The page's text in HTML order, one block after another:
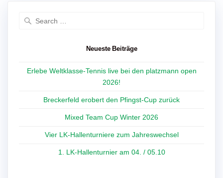
Neueste Beiträge
Erlebe Weltklasse-Tennis live bei den platzmann open
2026!
Breckerfeld erobert den Pfingst-Cup zurück
Mixed Team Cup Winter 2026
Vier LK-Hallenturniere zum Jahreswechsel
1. LK-Hallenturnier am 04. / 05.10